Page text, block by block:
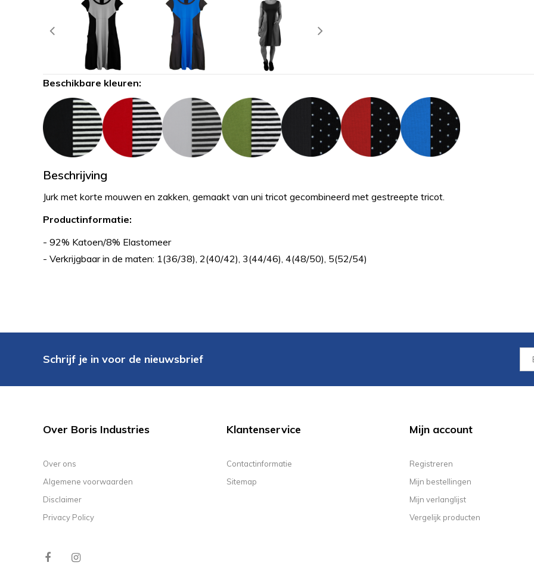
Beschikbare kleuren:
Beschrijving
Jurk met korte mouwen en zakken, gemaakt van uni tricot gecombineerd met gestreepte tricot.
Productinformatie:
- 92% Katoen/8% Elastomeer
- Verkrijgbaar in de maten: 1(36/38), 2(40/42), 3(44/46), 4(48/50), 5(52/54)
Schrijf je in voor de nieuwsbrief
Over Boris Industries
Over ons
Algemene voorwaarden
Disclaimer
Privacy Policy
Klantenservice
Contactinformatie
Sitemap
Mijn account
Registreren
Mijn bestellingen
Mijn verlanglijst
Vergelijk producten